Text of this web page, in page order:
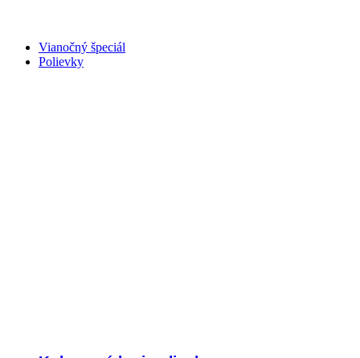
Vianočný špeciál
Polievky